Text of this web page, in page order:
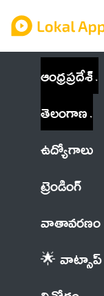
ఆంధ్రప్రదేశ్
తెలంగాణ
ఉద్యోగాలు
ట్రెండింగ్
వాతావరణం
🌟